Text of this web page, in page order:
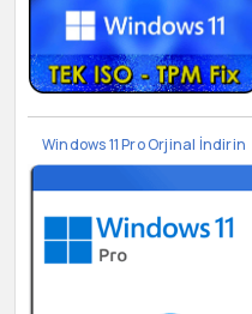
Windows 11 Pro Orjinal İndirin